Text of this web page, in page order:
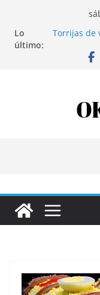
contenido
Lo
último:
Torrijas de
Bandeja